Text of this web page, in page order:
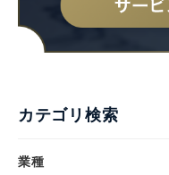
カテゴリ検索
業種